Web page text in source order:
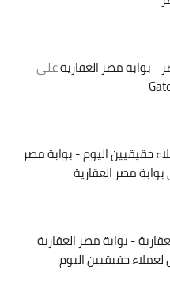
بوابة مصر العقاريةعلى
حقيقيين اليوم - بوابة مصر
مصر العقارية
- بوابة مصر العقارية
حقيقيين اليوم